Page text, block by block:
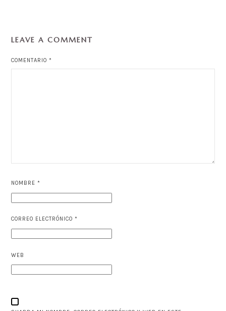
LEAVE A COMMENT
COMENTARIO*
NOMBRE*
CORREO ELECTRÓNICO*
WEB